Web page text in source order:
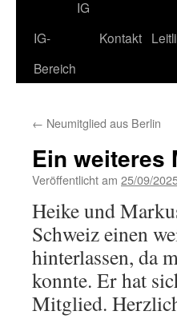
IG
IG-
Bereich
Kontakt
← Neumitglied aus Berlin
Ein weiteres
Veröffentlicht am 25/09/
Heike und
Schweiz einen
hinterlassen, da
konnte. Er hat
Mitglied.